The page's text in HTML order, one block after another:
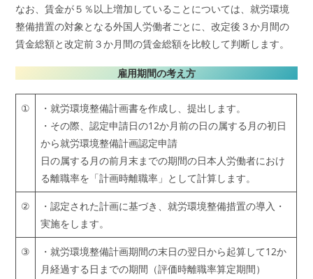
なお、賃金が５％以上増加していることについては、就労環境
整備措置の対象となる外国人労働者ごとに、改定後３か月間の
賃金総額と改定前３か月間の賃金総額を比較して判断します。
雇用期間の考え方
①
・就労環境整備計画書を作成し、提出します。
・その際、認定申請日の12か月前の日の属する月の初日
から就労環境整備計画認定申請
日の属する月の前月末までの期間の日本人労働者におけ
る離職率を「計画時離職率」として計算します。
②
・認定された計画に基づき、就労環境整備措置の導入・
実施をします。
③
・就労環境整備計画期間の末日の翌日から起算して12か
月経過する日までの期間（評価時離職率算定期間）